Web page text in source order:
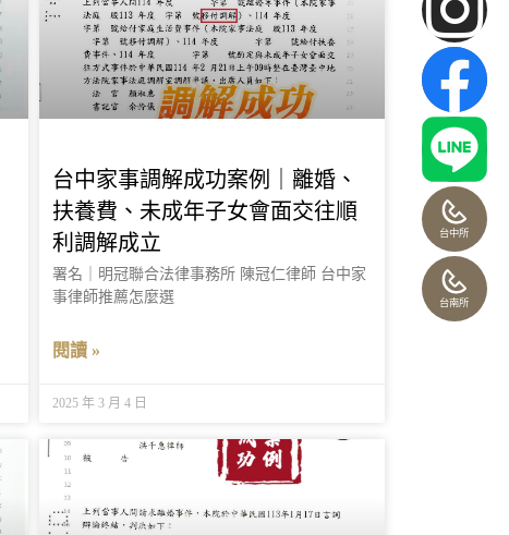
台中家事調解成功案例｜離婚、
扶養費、未成年子女會面交往順
利調解成立
署名｜明冠聯合法律事務所 陳冠仁律師 台中家
事律師推薦怎麼選
閱讀 »
2025 年 3 月 4 日
台中所
台南所